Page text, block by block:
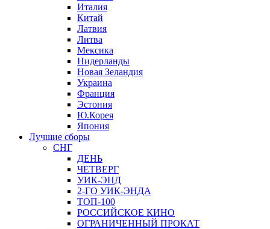
Италия
Китай
Латвия
Литва
Мексика
Нидерланды
Новая Зеландия
Украина
Франция
Эстония
Ю.Корея
Япония
Лучшие сборы
СНГ
ДЕНЬ
ЧЕТВЕРГ
УИК-ЭНД
2-ГО УИК-ЭНДА
ТОП-100
РОССИЙСКОЕ КИНО
ОГРАНИЧЕННЫЙ ПРОКАТ